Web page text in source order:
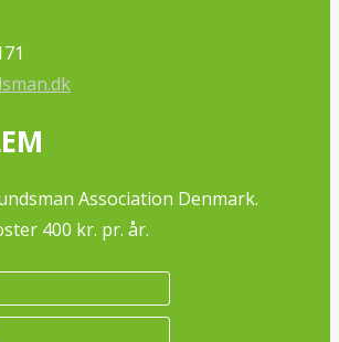
Association Denmark.
400 kr. pr. år.